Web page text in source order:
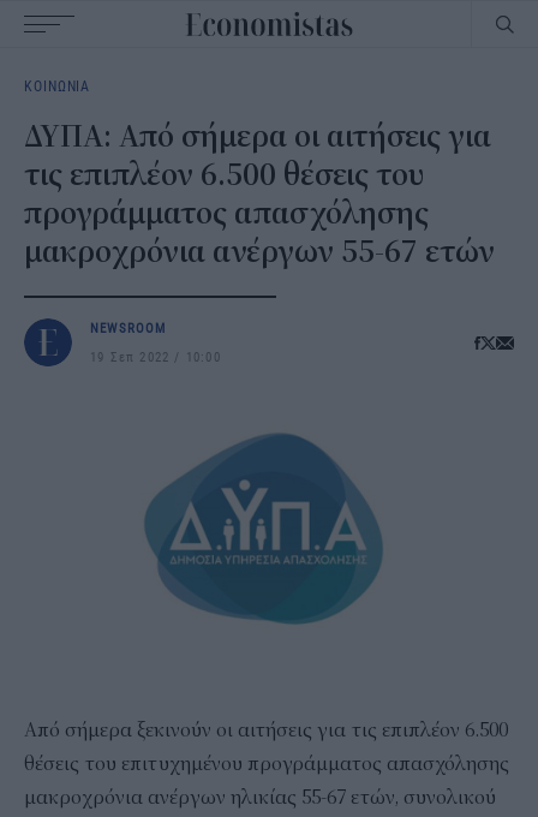
navigation
ΚΟΙΝΩΝΙΑ
ΔΥΠΑ: Από σήμερα οι αιτήσεις για
τις επιπλέον 6.500 θέσεις του
προγράμματος απασχόλησης
μακροχρόνια ανέργων 55-67 ετών
NEWSROOM
19 Σεπ 2022
10:00
Από σήμερα ξεκινούν οι αιτήσεις για τις επιπλέον 6.500
θέσεις του επιτυχημένου προγράμματος απασχόλησης
μακροχρόνια ανέργων ηλικίας 55-67 ετών, συνολικού